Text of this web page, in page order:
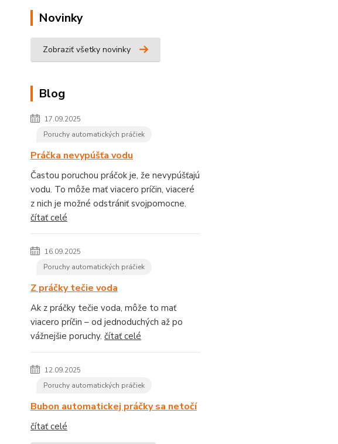
Novinky
Zobraziť všetky novinky
Blog
17.09.2025
Poruchy automatických práčiek
Práčka nevypúšťa vodu
Častou poruchou práčok je, že nevypúšťajú
vodu. To môže mať viacero príčin, viaceré
z nich je možné odstrániť svojpomocne.
čítať celé
16.09.2025
Poruchy automatických práčiek
Z práčky tečie voda
Ak z práčky tečie voda, môže to mať
viacero príčin – od jednoduchých až po
vážnejšie poruchy. čítať celé
12.09.2025
Poruchy automatických práčiek
Bubon automatickej práčky sa netočí
čítať celé